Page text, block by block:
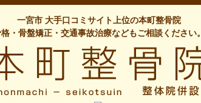
一宮市 大手口コミサイト上位の本町整骨院
・骨盤矯正・交通事故治療などもご相談ください。